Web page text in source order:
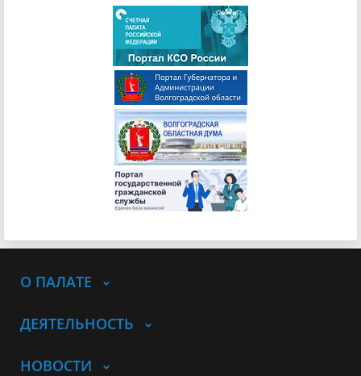
О ПАЛАТЕ
ДЕЯТЕЛЬНОСТЬ
НОВОСТИ